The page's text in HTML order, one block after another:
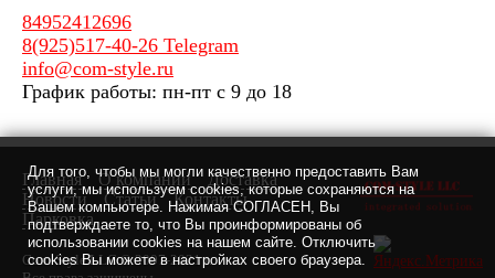
Для того, чтобы мы могли качественно предоставить Вам
услуги, мы используем cookies, которые сохраняются на
Вашем компьютере. Нажимая СОГЛАСЕН, Вы
подтверждаете то, что Вы проинформированы об
использовании cookies на нашем сайте. Отключить
cookies Вы можете в настройках своего браузера.
84952412696
8(925)517-40-26 Telegram
info@com-style.ru
График работы: пн-пт с 9 до 18
Главная О компании
Доставка
Новости
Статьи
Контакты
Парковка
Com-Style LLC © 2007-2021 г.